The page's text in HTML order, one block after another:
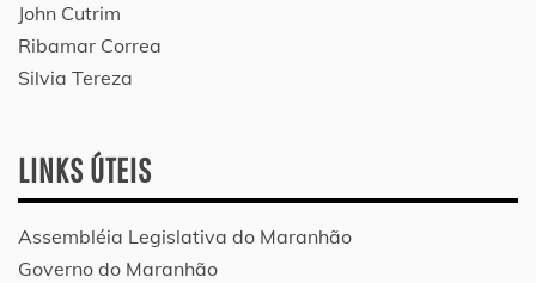
John Cutrim
Ribamar Correa
Silvia Tereza
LINKS ÚTEIS
Assembléia Legislativa do Maranhão
Governo do Maranhão